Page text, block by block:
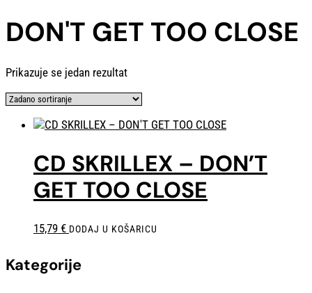
DON'T GET TOO CLOSE
Prikazuje se jedan rezultat
CD SKRILLEX – DON’T
GET TOO CLOSE
15,79 € DODAJ U KOŠARICU
Kategorije